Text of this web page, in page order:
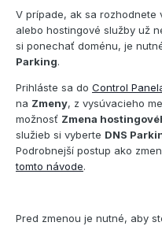
V prípade, ak sa rozhodnete
alebo hostingové služby už
si ponechať doménu, je
Parking.
Prihláste sa do Control
na Zmeny, z vysúvacieho
možnosť Zmena
služieb si vyberte DNS
Podrobnejší postup ako
tomto návode.
Pred zmenou je nutné, aby